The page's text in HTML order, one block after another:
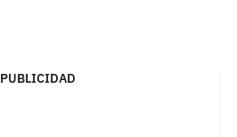
PUBLICIDAD